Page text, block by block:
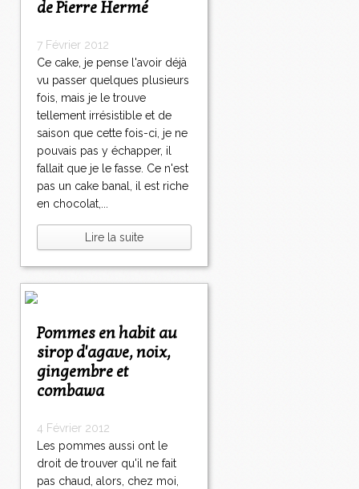
de Pierre Hermé
7 Février 2012
Ce cake, je pense l'avoir déjà
vu passer quelques plusieurs
fois, mais je le trouve
tellement irrésistible et de
saison que cette fois-ci, je ne
pouvais pas y échapper, il
fallait que je le fasse. Ce n'est
pas un cake banal, il est riche
en chocolat,...
Lire la suite
Pommes en habit au
sirop d'agave, noix,
gingembre et
combawa
4 Février 2012
Les pommes aussi ont le
droit de trouver qu'il ne fait
pas chaud, alors, chez moi,